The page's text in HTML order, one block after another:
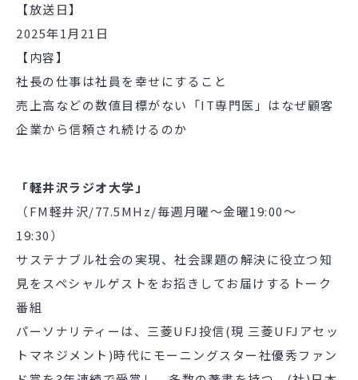
【放送日】
2025年1月21日
【内容】
社長の仕事は社員を幸せにすること
売上高などの数値目標がない「IT専門医」はなぜ顧客
企業から信頼され続けるのか
「軽井沢ラジオ大学」
（FM軽井沢/77.5MHz/毎週月曜～金曜19:00～
19:30）
サステナブル社会の実現、社会課題の解決に役立つ知
見をスペシャルゲストをお招きしてお届けするトーク
番組
パーソナリティーは、三菱UFJ投信(現 三菱UFJアセッ
トマネジメント)時代にモーニングスター社優秀ファン